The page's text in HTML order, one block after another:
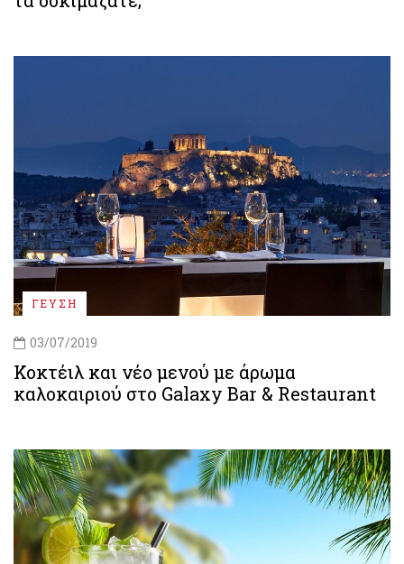
ΓΕΥΣΗ
03/07/2019
Κοκτέιλ και νέο μενού με άρωμα
καλοκαιριού στο Galaxy Bar & Restaurant